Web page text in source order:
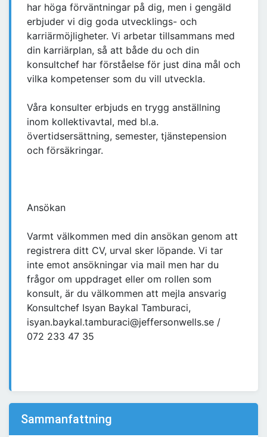
har höga förväntningar på dig, men i gengäld
erbjuder vi dig goda utvecklings- och
karriärmöjligheter. Vi arbetar tillsammans med
din karriärplan, så att både du och din
konsultchef har förståelse för just dina mål och
vilka kompetenser som du vill utveckla.
Våra konsulter erbjuds en trygg anställning
inom kollektivavtal, med bl.a.
övertidsersättning, semester, tjänstepension
och försäkringar.
Ansökan
Varmt välkommen med din ansökan genom att
registrera ditt CV, urval sker löpande. Vi tar
inte emot ansökningar via mail men har du
frågor om uppdraget eller om rollen som
konsult, är du välkommen att mejla ansvarig
Konsultchef Isyan Baykal Tamburaci,
isyan.baykal.tamburaci@jeffersonwells.se /
072 233 47 35
Sammanfattning